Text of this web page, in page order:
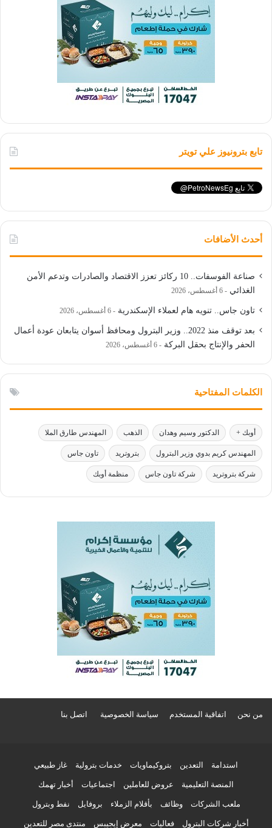
تابع بترونيوز علي تويتر
أحدث الأضافات
صناعة الفوسفات.. 10 ركائز تعزز الاقتصاد والصادرات وتدعم الأمن
الغذائي
6 أغسطس، 2026
تاون جاس.. تنويه هام لعملاء الإسكندرية 6 أغسطس، 2026
بعد توقف منذ 2022.. وزير البترول ومحافظ أسوان يتابعان عودة أعمال
الحفر والإنتاج بحقل البركة
6 أغسطس، 2026
الكلمات المفتاحية
أوبك + الدكتور وسيم وهدان الذهب المهندس طارق الملا
المهندس كريم بدوي وزير البترول بتروتريد تاون جاس
شركة بتروتريد شركة تاون جاس منظمة أوبك
من نحن اتفاقية المستخدم سياسة الخصوصية اتصل بنا
استدامة التعدين بتروكيماويات خدمات بترولية غاز طبيعي
المنصة التعليمية عروض للعاملين اجتماعيات أخبار تهمك
ملعب الشركات وظائف بأقلام الزملاء بروفايل نفط وبترول
أخبار شركات البترول فعاليات معرض إيجيبس منتدى مصر للتعدين